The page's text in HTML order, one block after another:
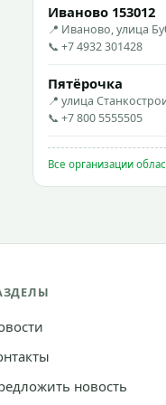
Иваново 153012
📍 Иваново, улица
📞 +7 4932 301428
Пятёрочка
📍 улица
📞 +7 800 5555505
Все организации
новость